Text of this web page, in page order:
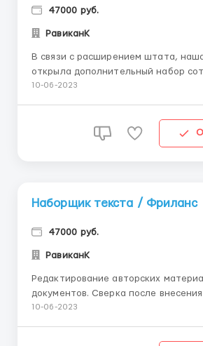
47000 руб.
РавиканК
В связи с расширением штата,
открыла дополнительный набор
вакансию - наборщик текста. Работа на дому, на
дополнительным заработком в
10-06-2023
Наборщик текста / Фриланс
47000 руб.
РавиканК
Редактирование авторских
документов. Сверка после
Заработок напрямую зависит от
10-06-2023